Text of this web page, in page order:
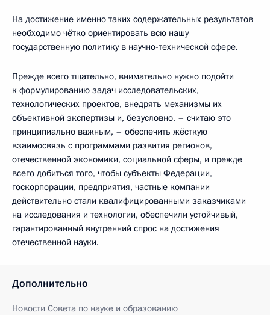
На достижение именно таких содержательных результатов
необходимо чётко ориентировать всю нашу
государственную политику в научно-технической сфере.
Прежде всего тщательно, внимательно нужно подойти
к формулированию задач исследовательских,
технологических проектов, внедрять механизмы их
объективной экспертизы и, безусловно, – считаю это
принципиально важным, – обеспечить жёсткую
взаимосвязь с программами развития регионов,
отечественной экономики, социальной сферы, и прежде
всего добиться того, чтобы субъекты Федерации,
госкорпорации, предприятия, частные компании
действительно стали квалифицированными заказчиками
на исследования и технологии, обеспечили устойчивый,
гарантированный внутренний спрос на достижения
отечественной науки.
Дополнительно
Новости Совета по науке и образованию